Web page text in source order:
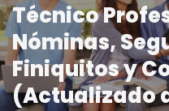
Técnico
Nóminas,
Finiquitos y
(Actualizado